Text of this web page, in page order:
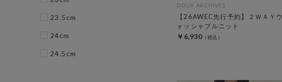
23.5cm
24cm
24.5cm
DOUX ARCHIVES
【26AWEC先行予約】２ＷＡＹウ
ォッシャブルニット
￥6,930